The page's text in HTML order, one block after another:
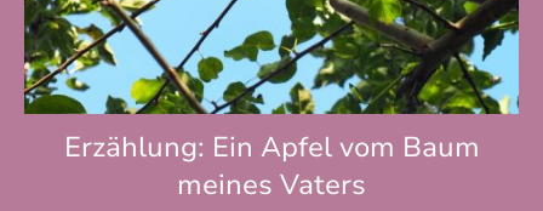
Erzählung: Ein Apfel vom Baum
meines Vaters